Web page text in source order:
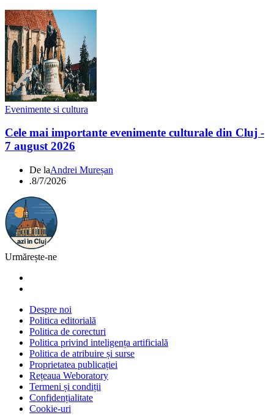
Evenimente si cultura
Cele mai importante evenimente culturale din Cluj -
7 august 2026
De laAndrei Mureșan
.8/7/2026
Urmărește-ne
Despre noi
Politica editorială
Politica de corecturi
Politica privind inteligența artificială
Politica de atribuire și surse
Proprietatea publicației
Rețeaua Weboratory
Termeni și condiții
Confidențialitate
Cookie-uri